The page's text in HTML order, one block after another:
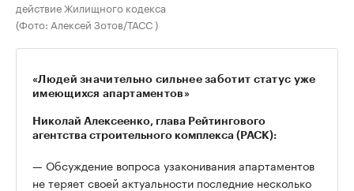
действие Жилищного кодекса
(Фото: Алексей Зотов/ТАСС )
«Людей значительно сильнее заботит статус уже
имеющихся апартаментов»
Николай Алексеенко, глава Рейтингового
агентства строительного комплекса (РАСК):
— Обсуждение вопроса узаконивания апартаментов
не теряет своей актуальности последние несколько